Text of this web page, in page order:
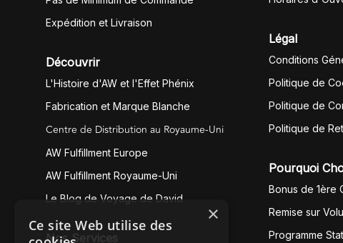
Expédition et Livraison
Découvrir
L'Histoire d'AW et l'Effet Phénix
Fabrication et Marque Blanche
Centre de Distribution au Royaume-Uni
AW Fulfillment Europe
AW Fulfillment Royaume-Uni
Le Blog de Voyage de David
Nos Services
Légal
Conditions
Politique de
Politique de
Politique de
Pourquoi
Bonus de 1ère
Remise sur
Programme
×
Ce site Web utilise des